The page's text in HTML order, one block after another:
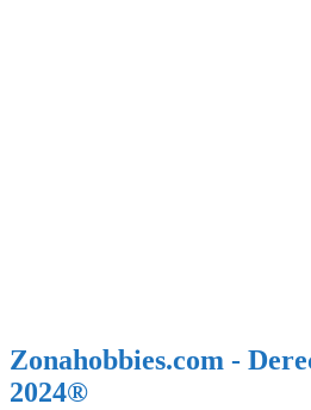
Zonahobbies.com -
2024®